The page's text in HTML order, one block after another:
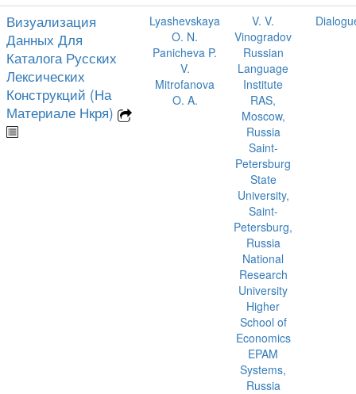
Визуализация
Данных Для
Каталога Русских
Лексических
Конструкций (На
Материале Нкря)
Lyashevskaya
O. N.
Panicheva P.
V.
Mitrofanova
O. A.
V. V.
Vinogradov
Russian
Language
Institute
RAS,
Moscow,
Russia
Saint-
Petersburg
State
University,
Saint-
Petersburg,
Russia
National
Research
University
Higher
School of
Economics
EPAM
Systems,
Russia